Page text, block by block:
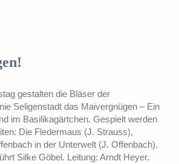
gestalten die Bläser der
Seligenstadt das Maivergnügen – Ein
im Basilikagärtchen. Gespielt werden
Die Fledermaus (J. Strauss),
in der Unterwelt (J. Offenbach).
Silke Göbel. Leitung: Arndt Heyer.